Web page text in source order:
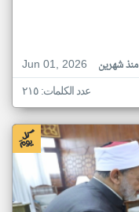
Jun 01, 2026
منذ شهرين
عدد الكلمات: ٢١٥